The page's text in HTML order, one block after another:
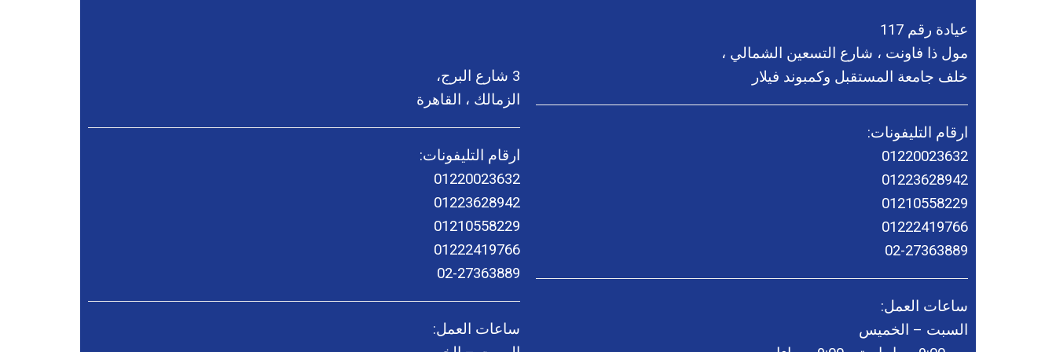
3 شارع البرج،
الزمالك ، القاهرة
ارقام التليفونات:
01220023632
01223628942
01210558229
01222419766
02-27363889
ساعات العمل:
عيادة رقم 117
مول ذا فاونت ، شارع التسعين الشمالي ،
خلف جامعة المستقبل وكمبوند فيلار
ارقام التليفونات:
01220023632
01223628942
01210558229
01222419766
02-27363889
ساعات العمل:
السبت – الخميس